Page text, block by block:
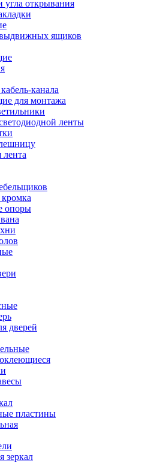
угла открывания
ящиков
канала
для монтажа
ленты
лента
опоры
дверей
пластины
зеркал